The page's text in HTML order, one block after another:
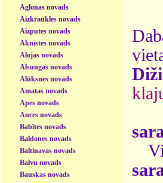
Aglonas novads
Aizkraukles novads
Aizputes novads
Aknīstes novads
Alojas novads
Alsungas novads
Alūksnes novads
Amatas novads
Apes novads
Auces novads
Babītes novads
Baldones novads
Baltinavas novads
Balvu novads
Bauskas novads